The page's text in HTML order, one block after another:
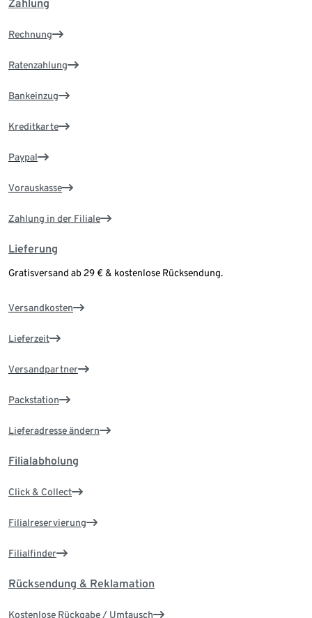
Zahlung
Rechnung
Ratenzahlung
Bankeinzug
Kreditkarte
Paypal
Vorauskasse
Zahlung in der Filiale
Lieferung
Gratisversand ab 29 € & kostenlose Rücksendung.
Versandkosten
Lieferzeit
Versandpartner
Packstation
Lieferadresse ändern
Filialabholung
Click & Collect
Filialreservierung
Filialfinder
Rücksendung & Reklamation
Kostenlose Rückgabe / Umtausch